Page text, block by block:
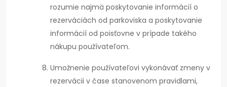
rozumie najmä poskytovanie informácií o
rezerváciách od parkoviska a poskytovanie
informácií od poisťovne v prípade takého
nákupu používateľom.
Umožnenie používateľovi vykonávať zmeny v
rezervácii v čase stanovenom pravidlami,